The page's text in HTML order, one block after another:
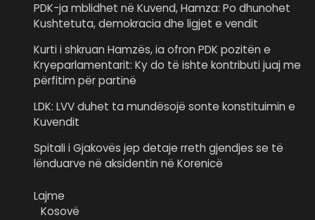
PDK-ja mblidhet në Kuvend, Hamza: Po dhunohet
Kushtetuta, demokracia dhe ligjet e vendit
Kurti i shkruan Hamzës, ia ofron PDK pozitën e
Kryeparlamentarit: Ky do të ishte kontributi juaj me
përfitim për partinë
LDK: LVV duhet ta mundësojë sonte konstituimin e
Kuvendit
Spitali i Gjakovës jep detaje rreth gjendjes se të
lënduarve në aksidentin në Korenicë
Lajme
Kosovë